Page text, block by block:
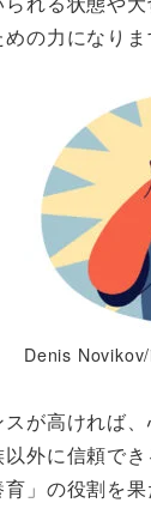
の力になり
Denis
が高ければ
外に信頼で
」の役割を果